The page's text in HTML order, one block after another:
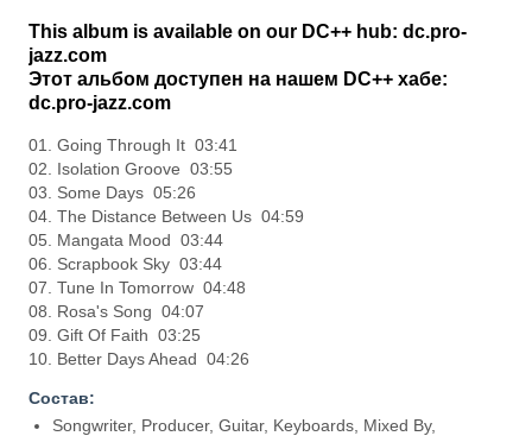
This album is available on our DC++ hub: dc.pro-
jazz.com
Этот альбом доступен на нашем DC++ хабе:
dc.pro-jazz.com
01. Going Through It 03:41
02. Isolation Groove 03:55
03. Some Days 05:26
04. The Distance Between Us 04:59
05. Mangata Mood 03:44
06. Scrapbook Sky 03:44
07. Tune In Tomorrow 04:48
08. Rosa's Song 04:07
09. Gift Of Faith 03:25
10. Better Days Ahead 04:26
Состав:
Songwriter, Producer, Guitar, Keyboards, Mixed By,